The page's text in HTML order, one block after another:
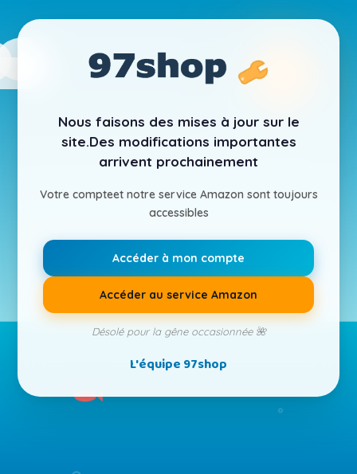
Nous faisons des mises à jour sur le
site.Des modifications importantes
arrivent prochainement
Votre compteet notre service Amazon sont toujours
accessibles
Accéder à mon compte
Accéder au service Amazon
Désolé pour la gêne occasionnée 🌺
L'équipe 97shop